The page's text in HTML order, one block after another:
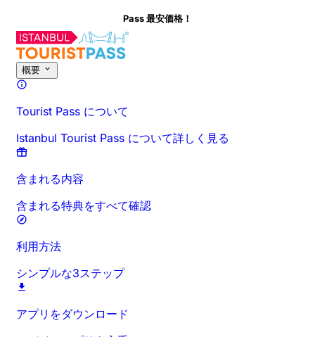
Pass 最安価格！
概要
Tourist Pass について
Istanbul Tourist Pass について詳しく見る
含まれる内容
含まれる特典をすべて確認
利用方法
シンプルな3ステップ
アプリをダウンロード